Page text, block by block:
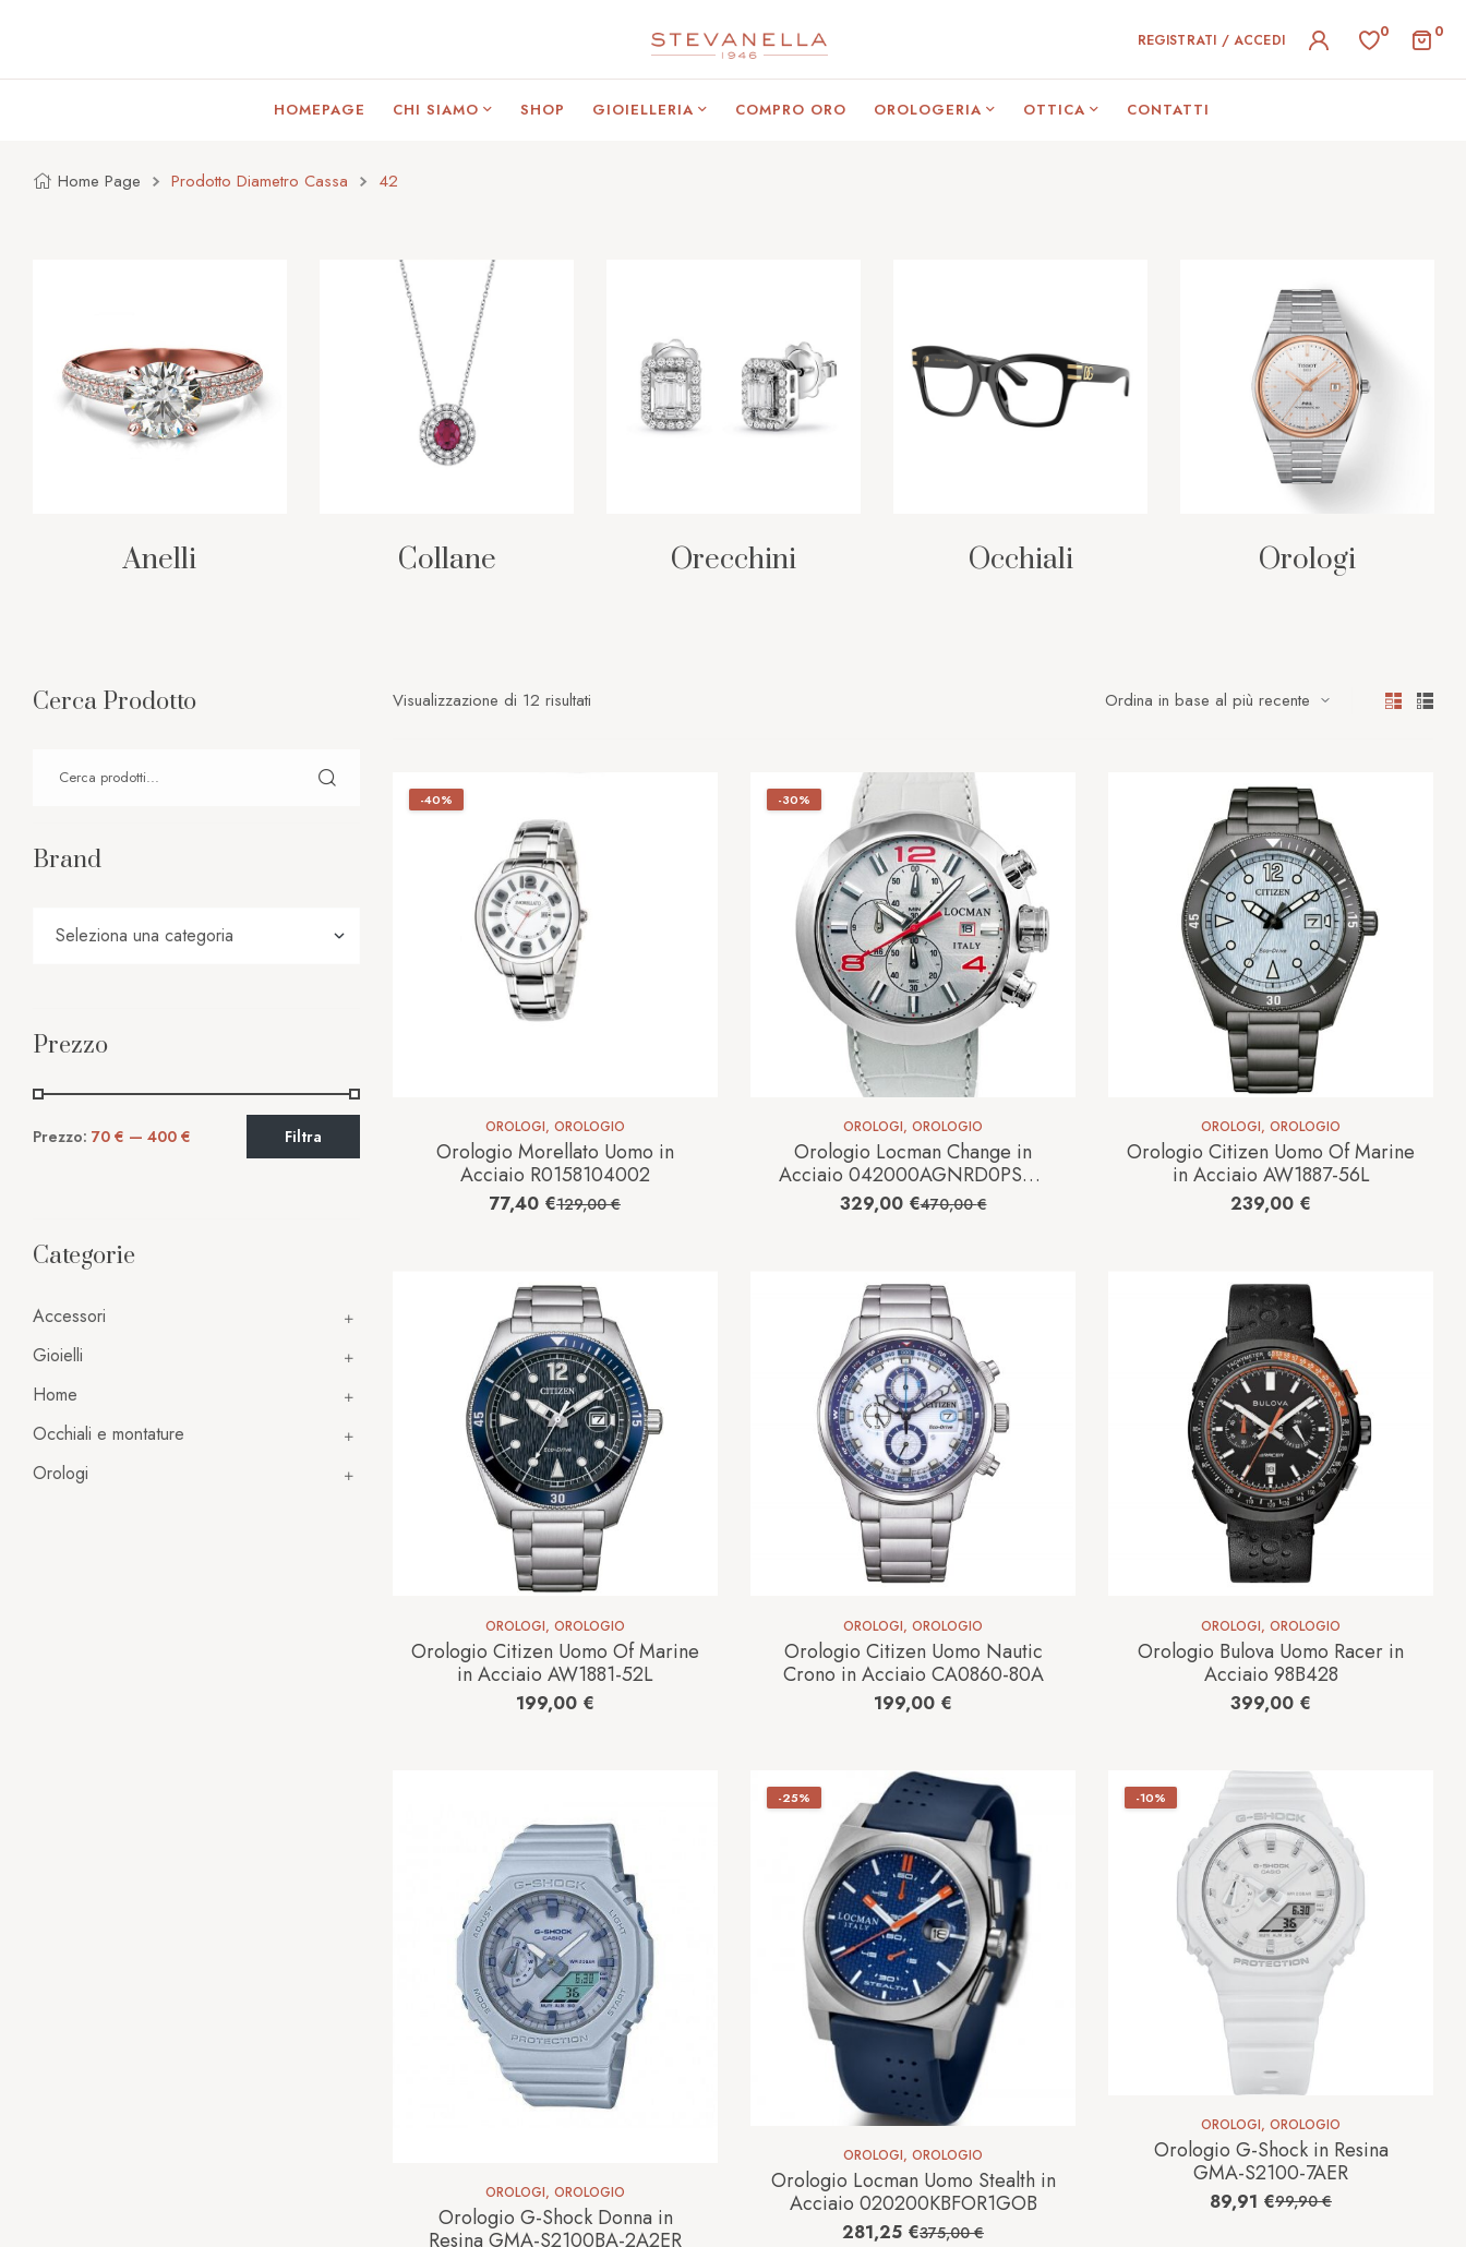
REGISTRATI / ACCEDI 0 0
HOMEPAGE CHI SIAMO SHOP GIOIELLERIA COMPRO ORO OROLOGERIA OTTICA CONTATTI
Home Page Prodotto Diametro Cassa 42
Anelli Collane Orecchini Occhiali Orologi
Visualizzazione di 12 risultati
-40%
OROLOGI, OROLOGIO
Orologio Morellato Uomo in
Acciaio R0158104002
129,00€
77,40 €
-30%
OROLOGI, OROLOGIO
Orologio Locman Change in
Acciaio 042000AGNRD0PSW-
KS-R470,00€
329,00 €
OROLOGI, OROLOGIO
Orologio Citizen Uomo Of Marine
in Acciaio AW1887-56L
239,00 €
OROLOGI, OROLOGIO
Orologio Citizen Uomo Of Marine
in Acciaio AW1881-52L
199,00 €
OROLOGI, OROLOGIO
Orologio Citizen Uomo Nautic
Crono in Acciaio CA0860-80A
199,00 €
OROLOGI, OROLOGIO
Orologio Bulova Uomo Racer in
Acciaio 98B428
399,00 €
OROLOGI, OROLOGIO
Orologio G-Shock Donna in
Resina GMA-S2100BA-2A2ER
-25%
OROLOGI, OROLOGIO
Orologio Locman Uomo Stealth in
Acciaio 020200KBFOR1GOB
375,00€
281,25 €
-10%
OROLOGI, OROLOGIO
Orologio G-Shock in Resina
GMA-S2100-7AER
99,90€
89,91 €
Cerca Prodotto
Brand
Prezzo
Filtra
Prezzo: 70 € — 400 €
Categorie
Accessori
Gioielli
Home
Occhiali e montature
Orologi